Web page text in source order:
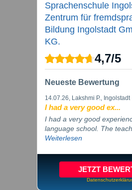
Sprachenschule
Zentrum für
Bildung Ingolstadt
KG.
4,7/5
Neueste Bewertung
14.07.26, Lakshmi P., Ingolstadt
I had a very good ex...
I had a very good
language school. The
Weiterlesen
JETZT